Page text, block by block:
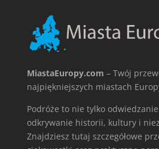
MiastaEuropy.com – Twój
najpiękniejszych miastach
Podróże to nie tylko
odkrywanie historii, kultury i
Znajdziesz tutaj szczegółowe